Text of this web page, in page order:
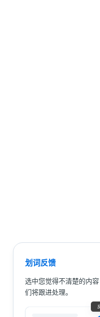
划词反馈
选中您觉得不清楚的内
们将跟进处理。